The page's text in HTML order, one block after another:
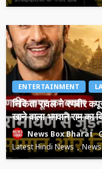
ENTERTAINMENT
निकिता रावल ने रणबीर
खाने वाला भगवान राम का
News Box Bharat
Latest Hindi News
News